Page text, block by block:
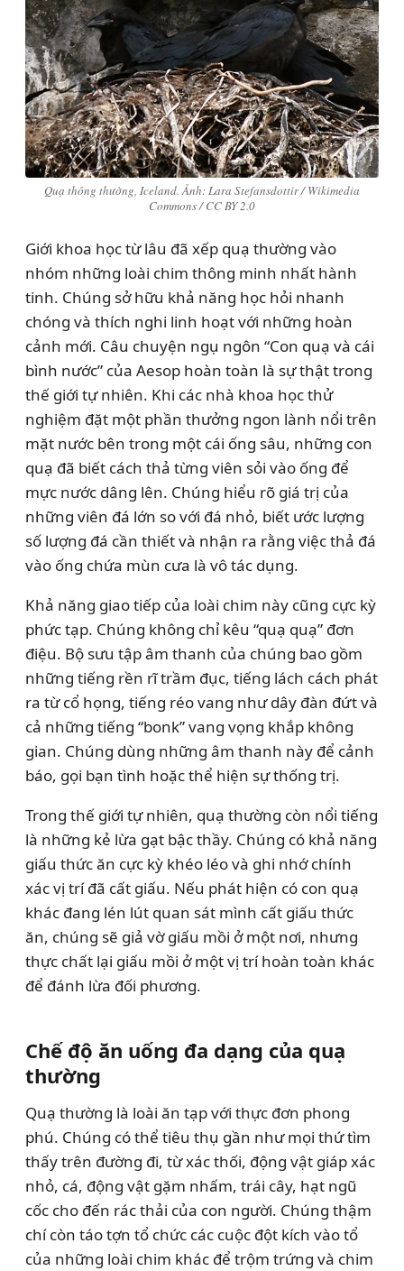
Quạ thông thường, Iceland. Ảnh: Lara Stefansdottir / Wikimedia
Commons / CC BY 2.0
Giới khoa học từ lâu đã xếp quạ thường vào
nhóm những loài chim thông minh nhất hành
tinh. Chúng sở hữu khả năng học hỏi nhanh
chóng và thích nghi linh hoạt với những hoàn
cảnh mới. Câu chuyện ngụ ngôn “Con quạ và cái
bình nước” của Aesop hoàn toàn là sự thật trong
thế giới tự nhiên. Khi các nhà khoa học thử
nghiệm đặt một phần thưởng ngon lành nổi trên
mặt nước bên trong một cái ống sâu, những con
quạ đã biết cách thả từng viên sỏi vào ống để
mực nước dâng lên. Chúng hiểu rõ giá trị của
những viên đá lớn so với đá nhỏ, biết ước lượng
số lượng đá cần thiết và nhận ra rằng việc thả đá
vào ống chứa mùn cưa là vô tác dụng.
Khả năng giao tiếp của loài chim này cũng cực kỳ
phức tạp. Chúng không chỉ kêu “quạ quạ” đơn
điệu. Bộ sưu tập âm thanh của chúng bao gồm
những tiếng rền rĩ trầm đục, tiếng lách cách phát
ra từ cổ họng, tiếng réo vang như dây đàn đứt và
cả những tiếng “bonk” vang vọng khắp không
gian. Chúng dùng những âm thanh này để cảnh
báo, gọi bạn tình hoặc thể hiện sự thống trị.
Trong thế giới tự nhiên, quạ thường còn nổi tiếng
là những kẻ lừa gạt bậc thầy. Chúng có khả năng
giấu thức ăn cực kỳ khéo léo và ghi nhớ chính
xác vị trí đã cất giấu. Nếu phát hiện có con quạ
khác đang lén lút quan sát mình cất giấu thức
ăn, chúng sẽ giả vờ giấu mồi ở một nơi, nhưng
thực chất lại giấu mồi ở một vị trí hoàn toàn khác
để đánh lừa đối phương.
Chế độ ăn uống đa dạng của quạ
thường
Quạ thường là loài ăn tạp với thực đơn phong
phú. Chúng có thể tiêu thụ gần như mọi thứ tìm
thấy trên đường đi, từ xác thối, động vật giáp xác
nhỏ, cá, động vật gặm nhấm, trái cây, hạt ngũ
cốc cho đến rác thải của con người. Chúng thậm
chí còn táo tợn tổ chức các cuộc đột kích vào tổ
của những loài chim khác để trộm trứng và chim